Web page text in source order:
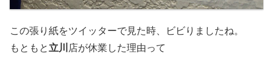
この張り紙をツイッターで見た時、ビビりましたね。
もともと 立川 店が休業した理由って